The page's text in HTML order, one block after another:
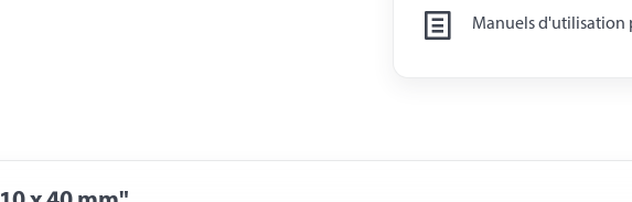
Manuels d'utilisation